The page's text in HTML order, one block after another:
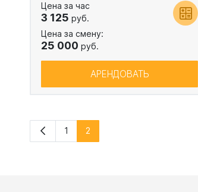
Цена за час
3 125 руб.
Цена за смену:
25 000 руб.
АРЕНДОВАТЬ
1 2